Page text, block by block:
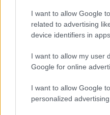
I want to allow Google
related to advertising
device identifiers in apps.
I want to allow my user
Google for online
I want to allow Google
personalized advertising.